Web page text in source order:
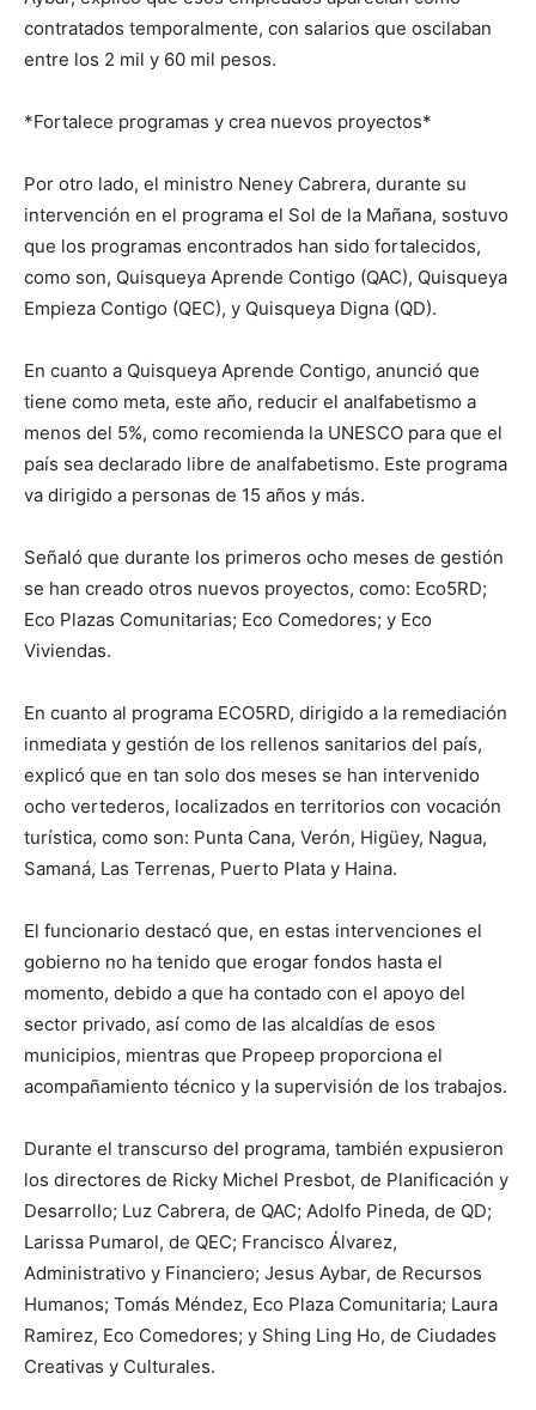
contratados temporalmente, con salarios que oscilaban
entre los 2 mil y 60 mil pesos.
*Fortalece programas y crea nuevos proyectos*
Por otro lado, el ministro Neney Cabrera, durante su
intervención en el programa el Sol de la Mañana, sostuvo
que los programas encontrados han sido fortalecidos,
como son, Quisqueya Aprende Contigo (QAC), Quisqueya
Empieza Contigo (QEC), y Quisqueya Digna (QD).
En cuanto a Quisqueya Aprende Contigo, anunció que
tiene como meta, este año, reducir el analfabetismo a
menos del 5%, como recomienda la UNESCO para que el
país sea declarado libre de analfabetismo. Este programa
va dirigido a personas de 15 años y más.
Señaló que durante los primeros ocho meses de gestión
se han creado otros nuevos proyectos, como: Eco5RD;
Eco Plazas Comunitarias; Eco Comedores; y Eco
Viviendas.
En cuanto al programa ECO5RD, dirigido a la remediación
inmediata y gestión de los rellenos sanitarios del país,
explicó que en tan solo dos meses se han intervenido
ocho vertederos, localizados en territorios con vocación
turística, como son: Punta Cana, Verón, Higüey, Nagua,
Samaná, Las Terrenas, Puerto Plata y Haina.
El funcionario destacó que, en estas intervenciones el
gobierno no ha tenido que erogar fondos hasta el
momento, debido a que ha contado con el apoyo del
sector privado, así como de las alcaldías de esos
municipios, mientras que Propeep proporciona el
acompañamiento técnico y la supervisión de los trabajos.
Durante el transcurso del programa, también expusieron
los directores de Ricky Michel Presbot, de Planificación y
Desarrollo; Luz Cabrera, de QAC; Adolfo Pineda, de QD;
Larissa Pumarol, de QEC; Francisco Álvarez,
Administrativo y Financiero; Jesus Aybar, de Recursos
Humanos; Tomás Méndez, Eco Plaza Comunitaria; Laura
Ramirez, Eco Comedores; y Shing Ling Ho, de Ciudades
Creativas y Culturales.